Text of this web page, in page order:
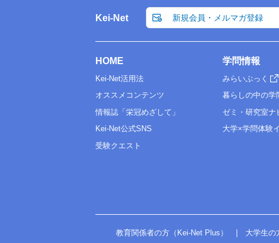
Kei-Net 新規会員・メルマガ登録
HOME
Kei-Net活用法
オススメコンテンツ
情報誌「栄冠めざして」
Kei-Net公式SNS
受験クエスト
学問情報
みらいぶっく
暮らしの中の学
ゼミ・研究室ナ
大学×学問体験
教育関係者の方（Kei-Net Plus） 大学生の